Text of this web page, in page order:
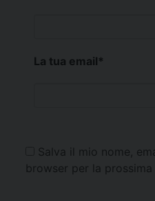
La tua email*
Salva il mio nome,
browser per la